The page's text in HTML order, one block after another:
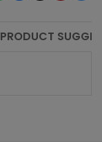
PRODUCT